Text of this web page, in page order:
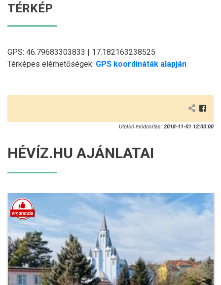
TÉRKÉP
GPS: 46.79683303833 | 17.182163238525
Térképes elérhetőségek: GPS koordináták alapján
Utolsó módosítás: 2018-11-01 12:00:00
HÉVÍZ.HU AJÁNLATAI